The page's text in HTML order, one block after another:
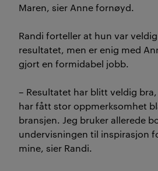
Maren, sier Anne fornøyd.
Randi forteller at hun var
resultatet, men er enig med
gjort en formidabel jobb.
– Resultatet har blitt veldig
har fått stor oppmerksomhet
bransjen. Jeg bruker allerede
undervisningen til inspirasjon
mine, sier Randi.